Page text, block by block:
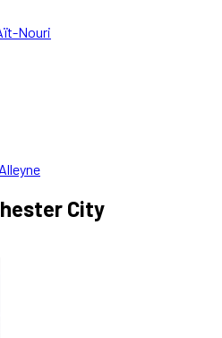
Nouri
City